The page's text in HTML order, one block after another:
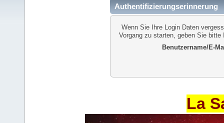
Authentifizierungserinnerung
Wenn Sie Ihre Login Daten
Vorgang zu starten, geben Sie
Benutzername/E-
La